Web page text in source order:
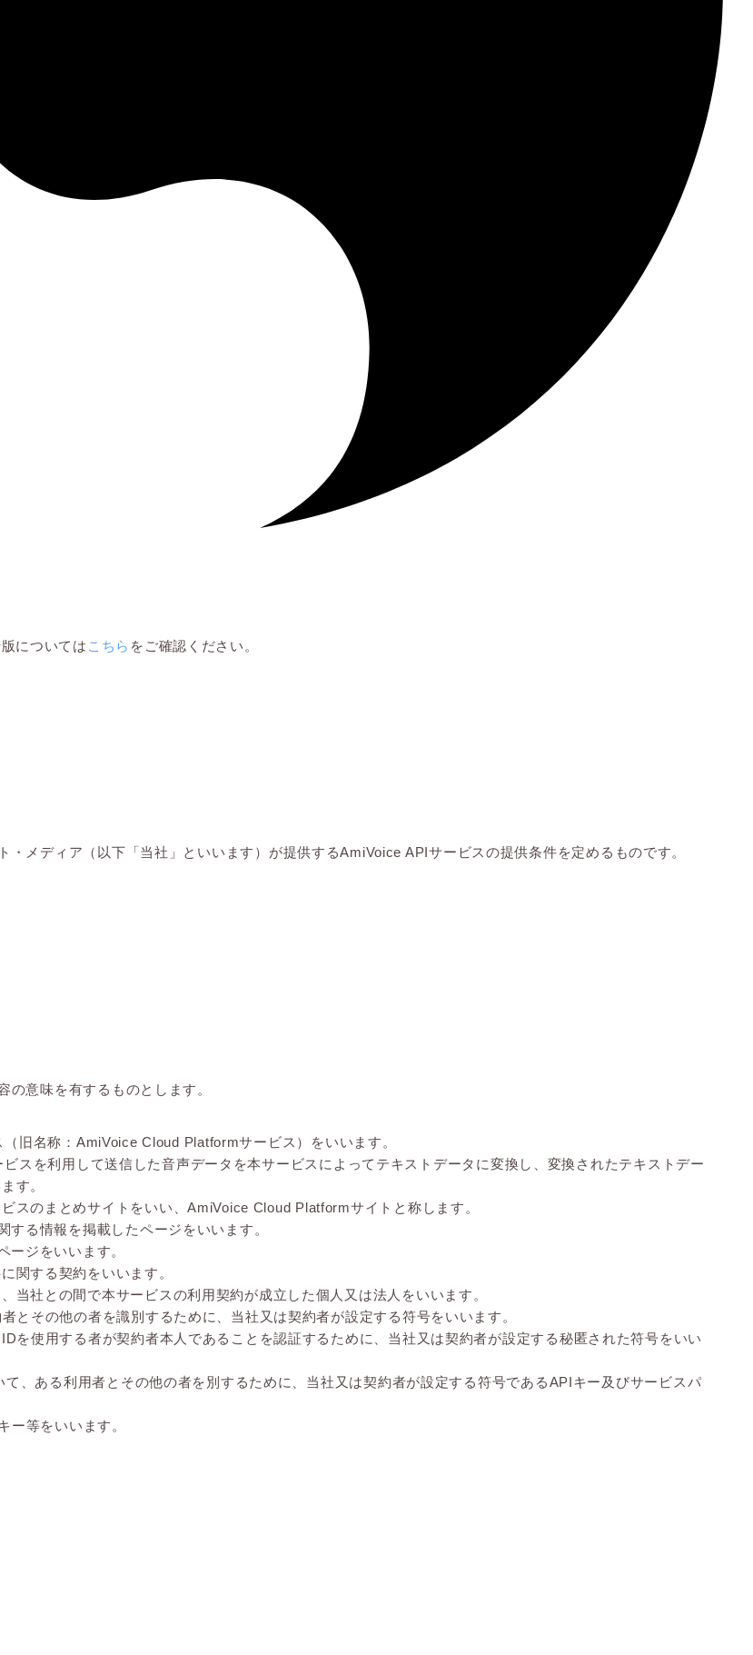
については こちら をご確認ください。
メディア（以下「当社」といいます）が提供するAmiVoice APIサービスの提供条件を定めるものです。
意味を有するものとします。
旧名称：AmiVoice Cloud Platformサービス）をいいます。
スを利用して送信した音声データを本サービスによってテキストデータに変換し、変換されたテキストデー
す。
スのまとめサイトをいい、AmiVoice Cloud Platformサイトと称します。
する情報を掲載したページをいいます。
ージをいいます。
関する契約をいいます。
当社との間で本サービスの利用契約が成立した個人又は法人をいいます。
とその他の者を識別するために、当社又は契約者が設定する符号をいいます。
を使用する者が契約者本人であることを認証するために、当社又は契約者が設定する秘匿された符号をいい
、ある利用者とその他の者を別するために、当社又は契約者が設定する符号であるAPIキー及びサービスパ
ー等をいいます。